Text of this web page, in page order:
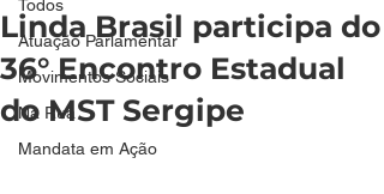
Todos
Atuação Parlamentar
Movimentos Sociais
Na Rua
Mandata em Ação
Linda Brasil participa do
36° Encontro Estadual
do MST Sergipe